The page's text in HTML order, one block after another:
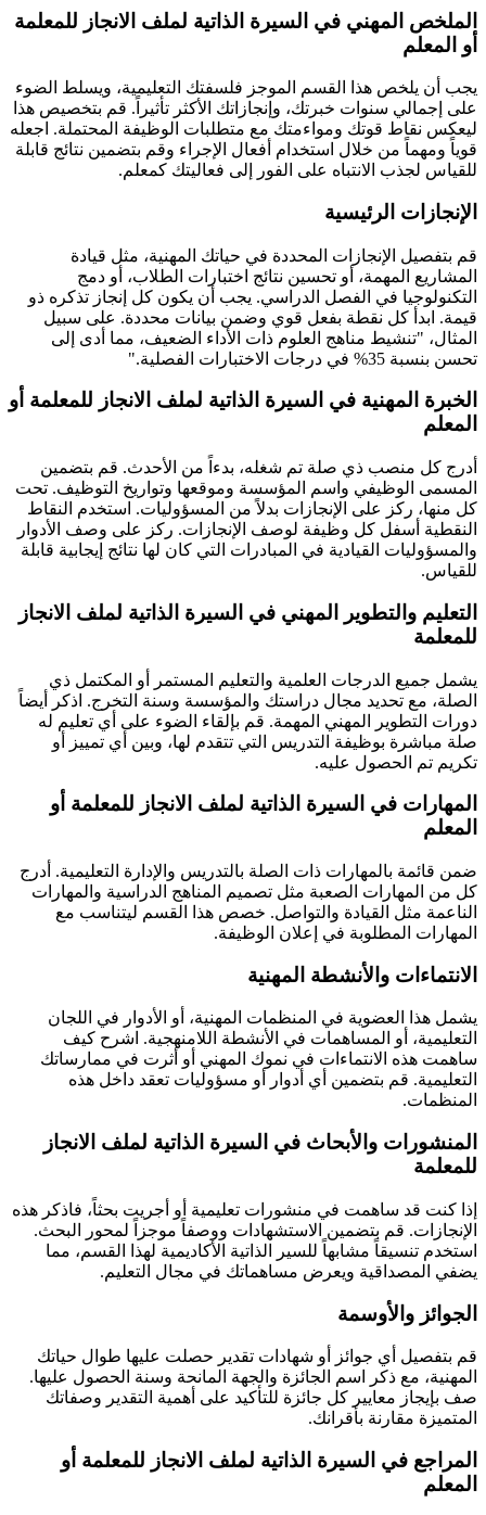
الملخص المهني في السيرة الذاتية لملف الانجاز للمعلمة
أو المعلم
يجب أن يلخص هذا القسم الموجز فلسفتك التعليمية، ويسلط الضوء
على إجمالي سنوات خبرتك، وإنجازاتك الأكثر تأثيراً. قم بتخصيص هذا
ليعكس نقاط قوتك ومواءمتك مع متطلبات الوظيفة المحتملة. اجعله
قوياً ومهماً من خلال استخدام أفعال الإجراء وقم بتضمين نتائج قابلة
للقياس لجذب الانتباه على الفور إلى فعاليتك كمعلم.
الإنجازات الرئيسية
قم بتفصيل الإنجازات المحددة في حياتك المهنية، مثل قيادة
المشاريع المهمة، أو تحسين نتائج اختبارات الطلاب، أو دمج
التكنولوجيا في الفصل الدراسي. يجب أن يكون كل إنجاز تذكره ذو
قيمة. ابدأ كل نقطة بفعل قوي وضمن بيانات محددة. على سبيل
المثال، "تنشيط مناهج العلوم ذات الأداء الضعيف، مما أدى إلى
تحسن بنسبة 35% في درجات الاختبارات الفصلية."
الخبرة المهنية في السيرة الذاتية لملف الانجاز للمعلمة أو
المعلم
أدرج كل منصب ذي صلة تم شغله، بدءاً من الأحدث. قم بتضمين
المسمى الوظيفي واسم المؤسسة وموقعها وتواريخ التوظيف. تحت
كل منها، ركز على الإنجازات بدلاً من المسؤوليات. استخدم النقاط
النقطية أسفل كل وظيفة لوصف الإنجازات. ركز على وصف الأدوار
والمسؤوليات القيادية في المبادرات التي كان لها نتائج إيجابية قابلة
للقياس.
التعليم والتطوير المهني في السيرة الذاتية لملف الانجاز
للمعلمة
يشمل جميع الدرجات العلمية والتعليم المستمر أو المكتمل ذي
الصلة، مع تحديد مجال دراستك والمؤسسة وسنة التخرج. اذكر أيضاً
دورات التطوير المهني المهمة. قم بإلقاء الضوء على أي تعليم له
صلة مباشرة بوظيفة التدريس التي تتقدم لها، وبين أي تمييز أو
تكريم تم الحصول عليه.
المهارات في السيرة الذاتية لملف الانجاز للمعلمة أو
المعلم
ضمن قائمة بالمهارات ذات الصلة بالتدريس والإدارة التعليمية. أدرج
كل من المهارات الصعبة مثل تصميم المناهج الدراسية والمهارات
الناعمة مثل القيادة والتواصل. خصص هذا القسم ليتناسب مع
المهارات المطلوبة في إعلان الوظيفة.
الانتماءات والأنشطة المهنية
يشمل هذا العضوية في المنظمات المهنية، أو الأدوار في اللجان
التعليمية، أو المساهمات في الأنشطة اللامنهجية. اشرح كيف
ساهمت هذه الانتماءات في نموك المهني أو أثرت في ممارساتك
التعليمية. قم بتضمين أي أدوار أو مسؤوليات تعقد داخل هذه
المنظمات.
المنشورات والأبحاث في السيرة الذاتية لملف الانجاز
للمعلمة
إذا كنت قد ساهمت في منشورات تعليمية أو أجريت بحثاً، فاذكر هذه
الإنجازات. قم بتضمين الاستشهادات ووصفاً موجزاً ​​لمحور البحث.
استخدم تنسيقاً مشابهاً للسير الذاتية الأكاديمية لهذا القسم، مما
يضفي المصداقية ويعرض مساهماتك في مجال التعليم.
الجوائز والأوسمة
قم بتفصيل أي جوائز أو شهادات تقدير حصلت عليها طوال حياتك
المهنية، مع ذكر اسم الجائزة والجهة المانحة وسنة الحصول عليها.
صف بإيجاز معايير كل جائزة للتأكيد على أهمية التقدير وصفاتك
المتميزة مقارنة بأقرانك.
المراجع في السيرة الذاتية لملف الانجاز للمعلمة أو
المعلم